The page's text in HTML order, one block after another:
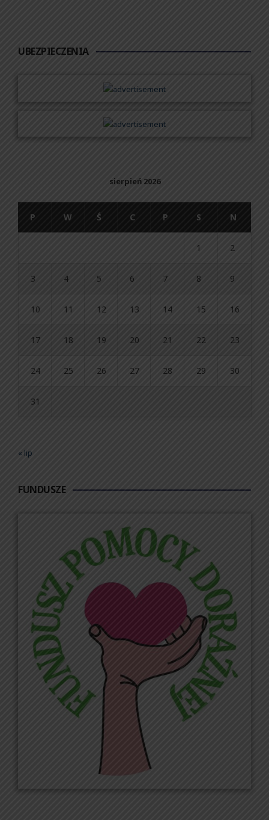
UBEZPIECZENIA
sierpień 2026
P W Ś C P S N
1 2
3 4 5 6 7 8 9
10 11 12 13 14 15 16
17 18 19 20 21 22 23
24 25 26 27 28 29 30
31
« lip
FUNDUSZE